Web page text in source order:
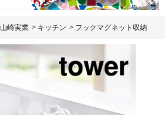
山崎実業 > キッチン > フックマグネット収納